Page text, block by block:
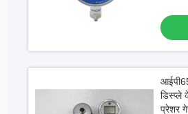
डिस्प्ले
प्रेशर